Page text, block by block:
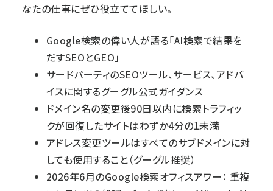
なたの仕事にぜひ役立ててほしい。
Google検索の偉い人が語る「AI検索で結果を
だすSEOとGEO」
サードパーティのSEOツール、サービス、アドバ
イスに関するグーグル公式ガイダンス
ドメイン名の変更後90日以内に検索トラフィッ
クが回復したサイトはわずか4分の1未満
アドレス変更ツールはすべてのサブドメインに対
しても使用すること（グーグル推奨）
2026年6月のGoogle検索オフィスアワー： 重複